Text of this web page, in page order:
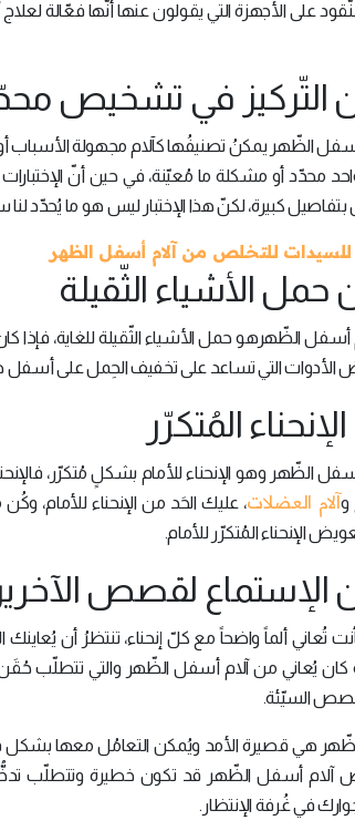
النّقود على الأجهزة التي يقولون عنها أنّها فعّالة
آلام أسفل الظّهر يمكنُ تصنيفُها كآلام مجهولة
محدّد أو مشكلة ما مُعيّنة، في حين أنّ
كبيرة، لكنّ هذا الإختبار ليس هو ما يُحدّد لنا سبب
أسفل الظّهرهو حمل الأشياء الثّقيلة للغاية،
الأدوات التي تساعد على تخفيف الحِمل على
الظّهر وهو الإنحناء للأمام بشكلٍ مُتكرّر،
وآلام العضلات، عليك الحَد من الإنحناء للأمام،
الإنحناء المُتكرّر للأمام.
تُعاني ألماً واضحاً مع كلّ إنحناء، تنتظرُ أن
يُعاني من آلام أسفل الظّهر والتي تتطلّب
السيّئة.
هي قصيرة الأمد ويُمكن التعامُل معها بشكل
آلام أسفل الظّهر قد تكون خطيرة وتتطلّب
في غُرفة الإنتظار.